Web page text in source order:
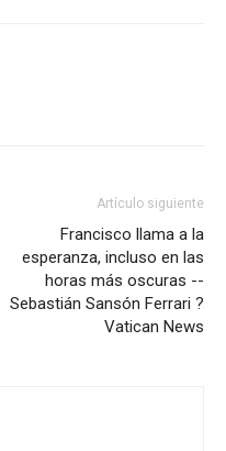
Artículo siguiente
Francisco llama a la
esperanza, incluso en las
horas más oscuras --
Sebastián Sansón Ferrari ?
Vatican News